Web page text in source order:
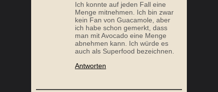
SALZ PEELING SELBER MACHEN
Ich konnte auf jeden Fall eine
Menge mitnehmen. Ich bin zwar
kein Fan von Guacamole, aber
ich habe schon gemerkt, dass
man mit Avocado eine Menge
abnehmen kann. Ich würde es
auch als Superfood bezeichnen.
Antworten